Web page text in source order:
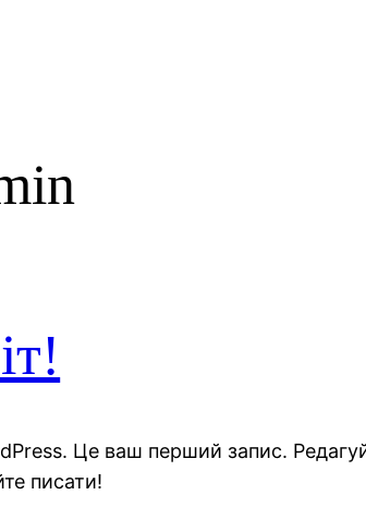
Це ваш перший запис.
писати!